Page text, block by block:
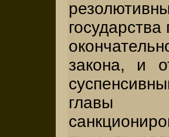
закона, и
главы